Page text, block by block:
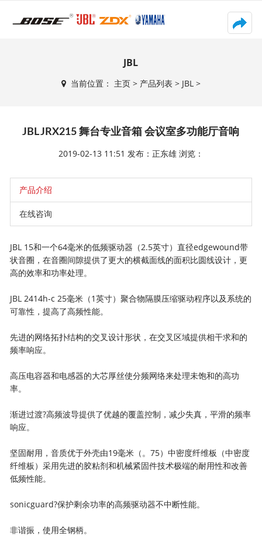
T
o
v
i
t
o
JBL
当前位置： 主页> 产品列表 > JBL>
JBL JRX215 舞台专业音箱 会议室多功能厅音响
2019-02-13 11:51 发布：正东雄 浏览：
产品介绍
在线咨询
JBL 15和一个64毫米的低频驱动器（2.5英寸）直径edgewound带
状音圈，在音圈间隙提供了更大的横截面线的面积比圆线设计，更
高的效率和功率处理。
JBL 2414h-c 25毫米（1英寸）聚合物隔膜压缩驱动程序以及系统的
可靠性，提高了高频性能。
先进的网络拓扑结构的交叉设计形状，在交叉区域提供相干求和的
频率响应。
高压电容器和电感器的大芯厚丝使分频网络来处理未饱和的高功
率。
渐进过渡?高频波导提供了优越的覆盖控制，减少失真，平滑的频率
响应。
坚固耐用，音质优于外壳由19毫米（。75）中密度纤维板（中密度
纤维板）采用先进的胶粘剂和机械紧固件技术极端的耐用性和改善
低频性能。
sonicguard?保护剩余功率的高频驱动器不中断性能。
非谐振，使用全钢柄。